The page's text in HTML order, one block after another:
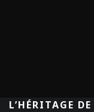
L’HÉRITAGE